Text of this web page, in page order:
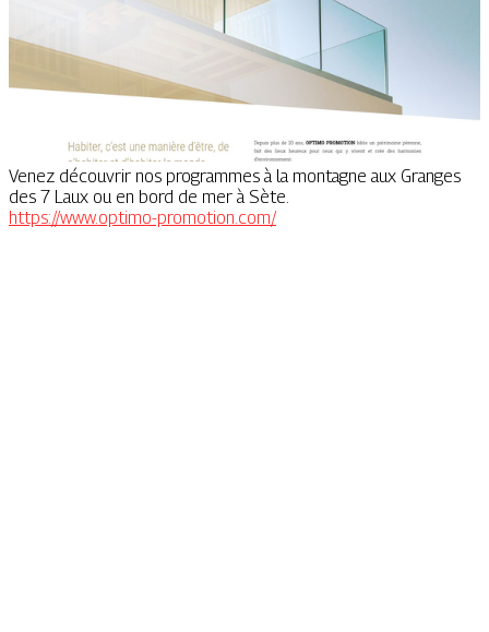
Venez découvrir nos programmes à la montagne aux Granges
des 7 Laux ou en bord de mer à Sète.
https://www.optimo-promotion.com/